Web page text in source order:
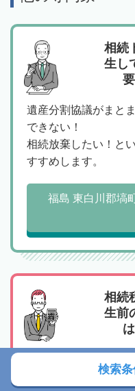
相続
生し
遺産分割協議がまと
できない！
相続放棄したい！と
すすめします。
福島 東白川郡塙
相続
生前
ーズにおこないたい
検索